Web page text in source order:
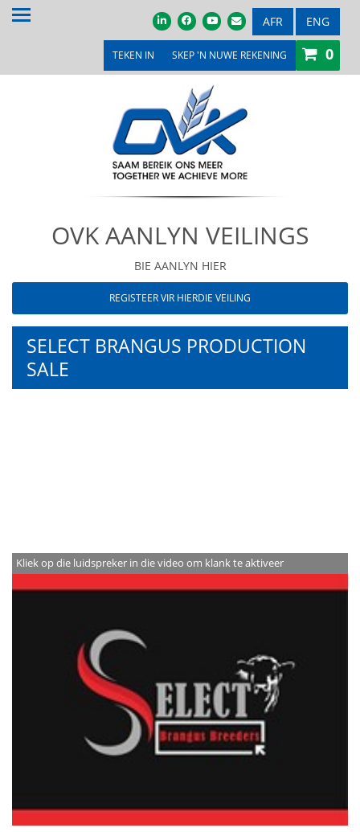
AFR ENG
TEKEN IN SKEP 'N NUWE REKENING 0
TUIS
PROMOSIES & KOMPETISIES
VEILINGS & TENDERS
KONTAK ONS
OVK AANLYN VEILINGS
BIE AANLYN HIER
REGISTEER VIR HIERDIE VEILING
SELECT BRANGUS PRODUCTION
SALE
Kliek op die luidspreker in die video om klank te aktiveer